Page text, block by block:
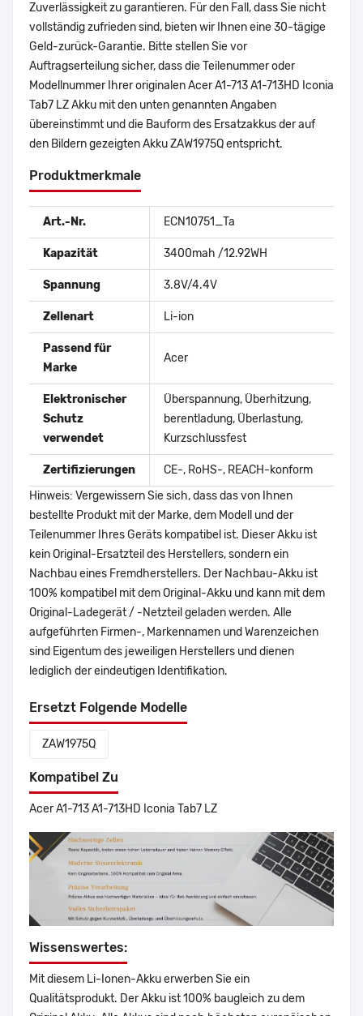
Zuverlässigkeit zu garantieren. Für den Fall, dass Sie nicht
vollständig zufrieden sind, bieten wir Ihnen eine 30-tägige
Geld-zurück-Garantie. Bitte stellen Sie vor
Auftragserteilung sicher, dass die Teilenummer oder
Modellnummer Ihrer originalen Acer A1-713 A1-713HD Iconia
Tab7 LZ Akku mit den unten genannten Angaben
übereinstimmt und die Bauform des Ersatzakkus der auf
den Bildern gezeigten Akku ZAW1975Q entspricht.
Produktmerkmale
Art.-Nr. ECN10751_Ta
Kapazität 3400mah /12.92WH
Spannung 3.8V/4.4V
Zellenart Li-ion
Passend für
Marke
Acer
Elektronischer
Schutz
verwendet
Überspannung, Überhitzung,
berentladung, Überlastung,
Kurzschlussfest
Zertifizierungen
CE-, RoHS-, REACH-konform
Hinweis: Vergewissern Sie sich, dass das von Ihnen
bestellte Produkt mit der Marke, dem Modell und der
Teilenummer Ihres Geräts kompatibel ist. Dieser Akku ist
kein Original-Ersatzteil des Herstellers, sondern ein
Nachbau eines Fremdherstellers. Der Nachbau-Akku ist
100% kompatibel mit dem Original-Akku und kann mit dem
Original-Ladegerät / -Netzteil geladen werden. Alle
aufgeführten Firmen-, Markennamen und Warenzeichen
sind Eigentum des jeweiligen Herstellers und dienen
lediglich der eindeutigen Identifikation.
Ersetzt Folgende Modelle
ZAW1975Q
Kompatibel Zu
Acer A1-713 A1-713HD Iconia Tab7 LZ
Wissenswertes:
Mit diesem Li-Ionen-Akku erwerben Sie ein
Qualitätsprodukt. Der Akku ist 100% baugleich zu dem